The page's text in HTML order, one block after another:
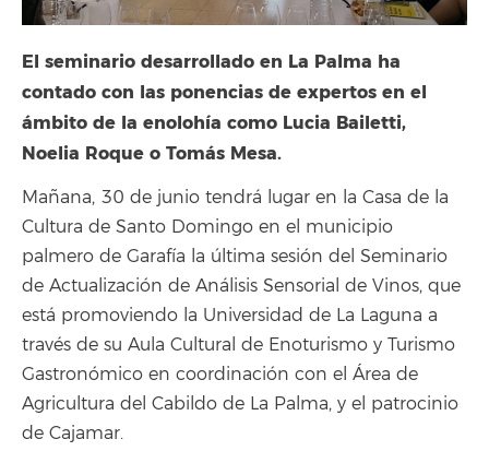
El seminario desarrollado en La Palma ha
contado con las ponencias de expertos en el
ámbito de la enolohía como Lucia Bailetti,
Noelia Roque o Tomás Mesa.
Mañana, 30 de junio tendrá lugar en la Casa de la
Cultura de Santo Domingo en el municipio
palmero de Garafía la última sesión del Seminario
de Actualización de Análisis Sensorial de Vinos, que
está promoviendo la Universidad de La Laguna a
través de su Aula Cultural de Enoturismo y Turismo
Gastronómico en coordinación con el Área de
Agricultura del Cabildo de La Palma, y el patrocinio
de Cajamar.